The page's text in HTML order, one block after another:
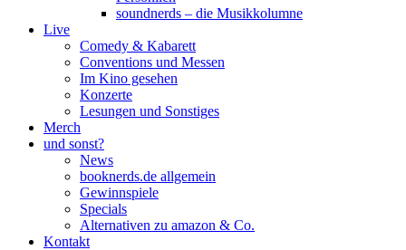
soundnerds – die Musikkolumne
Live
Comedy & Kabarett
Conventions und Messen
Im Kino gesehen
Konzerte
Lesungen und Sonstiges
Merch
und sonst?
News
booknerds.de allgemein
Gewinnspiele
Specials
Alternativen zu amazon & Co.
Kontakt